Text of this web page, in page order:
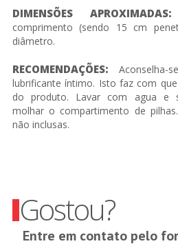
DIMENSÕES APROXIMADAS:
comprimento (sendo 15 cm
diâmetro.
RECOMENDAÇÕES:
lubrificante íntimo. Isto faz com
do produto. Lavar com agua e
molhar o compartimento de
não inclusas.
Gostou?
Entre em contato pelo